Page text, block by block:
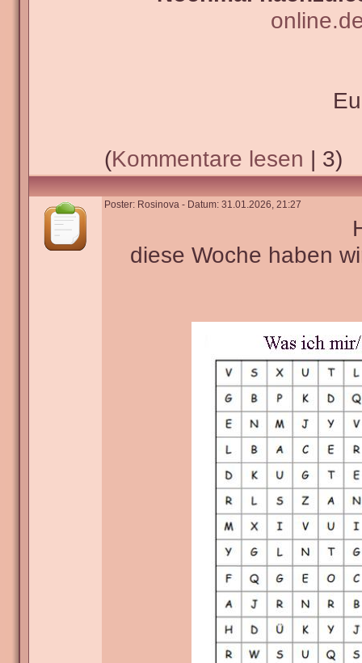
(Kommentare lesen | 3)
Poster: Rosinova - Datum: 31.01.2026, 21:27
diese Woche haben